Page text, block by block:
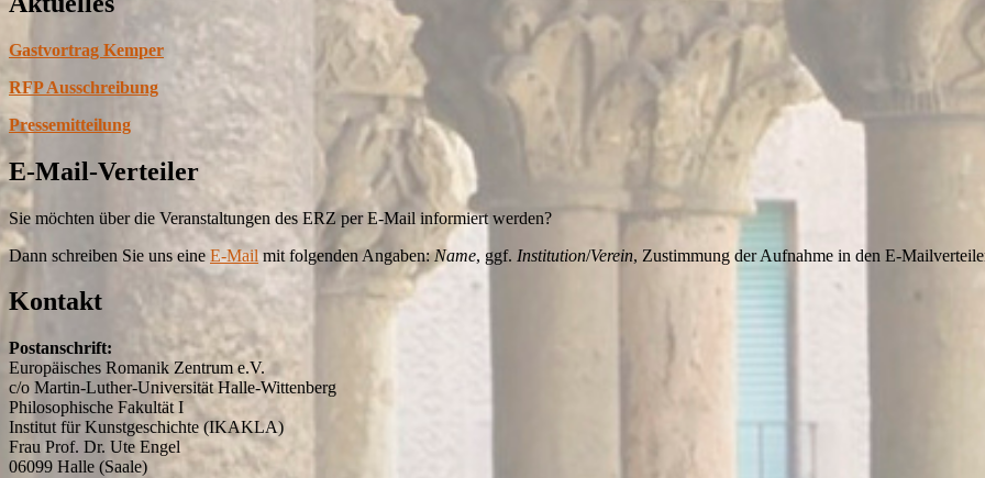
Gastvortrag Kemper
RFP Ausschreibung
Pressemitteilung
E-Mail-Verteiler
Sie möchten über die Veranstaltungen des ERZ per E-Mail informiert werden?
Dann schreiben Sie uns eine E-Mailmit folgenden Angaben:Name, ggf. Institution/Verein, Zustimmung der Aufnahme in den E-
Kontakt
Postanschrift:
Europäisches Romanik Zentrum e.V.
c/o Martin-Luther-Universität Halle-Wittenberg
Philosophische Fakultät I
Institut für Kunstgeschichte (IKAKLA)
Frau Prof. Dr. Ute Engel
06099 Halle (Saale)